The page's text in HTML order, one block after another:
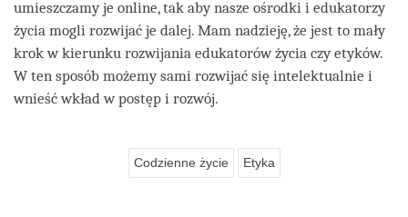
umieszczamy je online, tak aby nasze ośrodki i edukatorzy
życia mogli rozwijać je dalej. Mam nadzieję, że jest to mały
krok w kierunku rozwijania edukatorów życia czy etyków.
W ten sposób możemy sami rozwijać się intelektualnie i
wnieść wkład w postęp i rozwój.
Codzienne życie Etyka